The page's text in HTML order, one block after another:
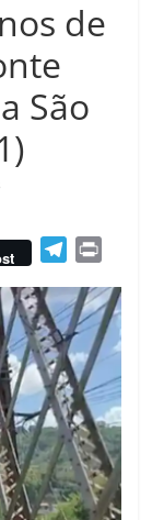
de
São
l
e
g
r
a
m
i
n